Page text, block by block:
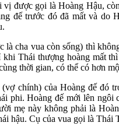
được gọi là Hoàng Hậu,
đế trước đó đã mất và do
là cha vua còn sống) thì
Thái thượng hoàng mất
thời gian, có thể có hơn
chính) của Hoàng đế đó
phi. Hoàng đế mới lên ngôi
mẹ này không phải là
hậu. Cụ của vua gọi là Thái